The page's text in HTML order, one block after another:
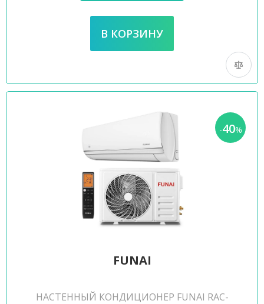
-40%
FUNAI
НАСТЕННЫЙ КОНДИЦИОНЕР FUNAI RAC-